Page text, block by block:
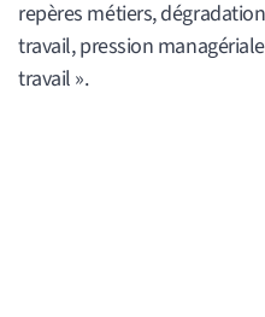
repères métiers,
travail, pression
travail ».